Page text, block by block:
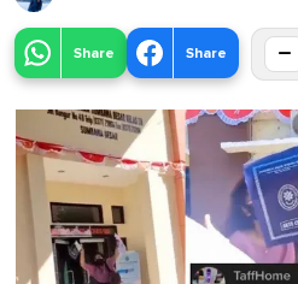
Share Share −